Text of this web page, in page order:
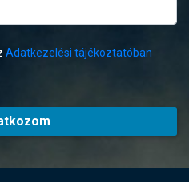
Adatkezelési tájékoztatóban